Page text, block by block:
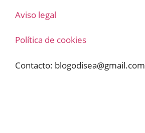
Aviso legal
Política de cookies
Contacto: blogodisea@gmail.com